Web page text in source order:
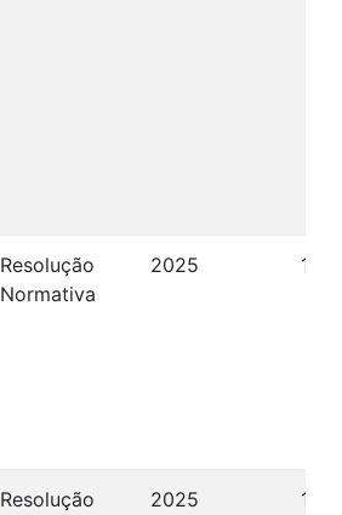
Resolução
Normativa
2025 15/
Resolução
2025 16/